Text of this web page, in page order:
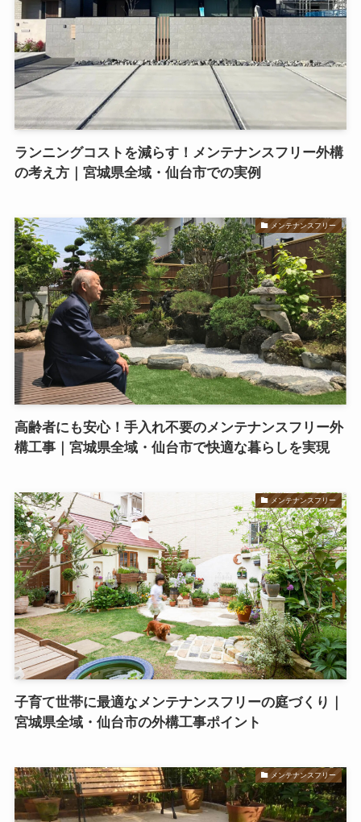
ランニングコストを減らす！メンテナンスフリー外構
の考え方｜宮城県全域・仙台市での実例
メンテナンスフリー
高齢者にも安心！手入れ不要のメンテナンスフリー外
構工事｜宮城県全域・仙台市で快適な暮らしを実現
メンテナンスフリー
子育て世帯に最適なメンテナンスフリーの庭づくり｜
宮城県全域・仙台市の外構工事ポイント
メンテナンスフリー